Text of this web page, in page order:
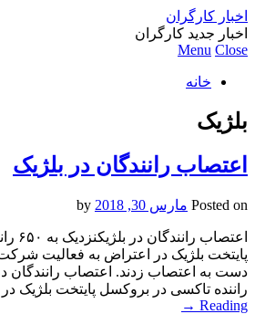
اخبار کارگران
اخبار جدید کارگران
Menu Close
خانه
بلژیک
اعتصاب رانندگان در بلژیک
Posted on مارس 30, 2018
پایتخت بلژیک در اعتراض به فعالیت شرکت
راننده تاکسی در بروکسل پایتخت بلژیک
Reading
→